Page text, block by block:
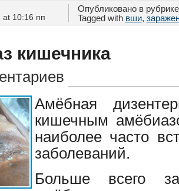
at 10:16 пп
Опубликовано в
Tagged with вши,
кишечника
Амёбная
кишечным
наиболее часто
заболеваний.
Больше всего